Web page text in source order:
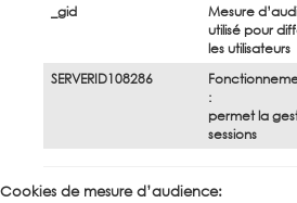
_gid
Mesure
utilisé pour
les utilisateurs
SERVERID108286
:
permet la
sessions
Cookies de mesure d’audience: